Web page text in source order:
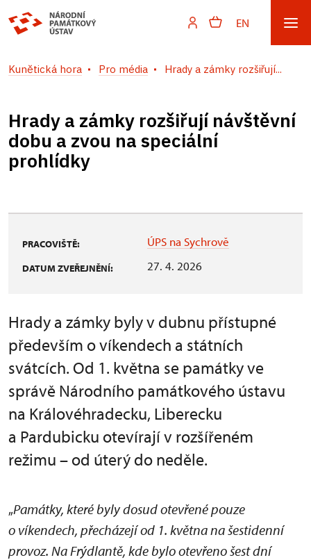
EN
Kunětická hora Pro média Hrady a zámky rozšiřují...
Hrady a zámky rozšiřují návštěvní
dobu a zvou na speciální
prohlídky
PRACOVIŠTĚ: ÚPS na Sychrově
DATUM ZVEŘEJNĚNÍ: 27. 4. 2026
Hrady a zámky byly v dubnu přístupné
především o víkendech a státních
svátcích. Od 1. května se památky ve
správě Národního památkového ústavu
na Královéhradecku, Liberecku
a Pardubicku otevírají v rozšířeném
režimu – od úterý do neděle.
„Památky, které byly dosud otevřené pouze
o víkendech, přecházejí od 1. května na šestidenní
provoz. Na Frýdlantě, kde bylo otevřeno šest dní